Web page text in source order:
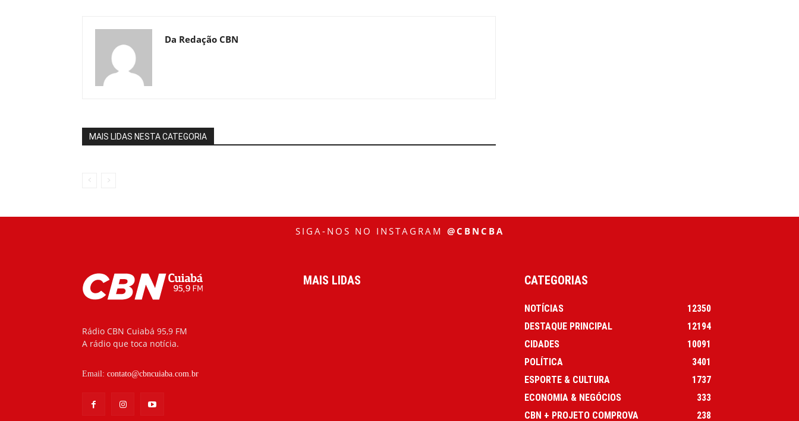
Da Redação CBN
MAIS LIDAS NESTA CATEGORIA
SIGA-NOS NO INSTAGRAM @CBNCBA
Rádio CBN Cuiabá 95,9 FM
A rádio que toca notícia.
Email: contato@cbncuiaba.com.br
MAIS LIDAS CATEGORIAS
NOTÍCIAS
12350
DESTAQUE PRINCIPAL
12194
CIDADES
10091
POLÍTICA
3401
ESPORTE & CULTURA
1737
ECONOMIA & NEGÓCIOS
333
CBN + PROJETO COMPROVA
238